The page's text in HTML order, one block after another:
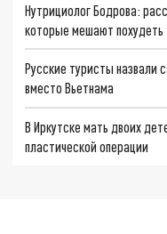
Нутрициолог Бодрова:
которые мешают похудеть
Русские туристы назвали
вместо Вьетнама
В Иркутске мать двоих
пластической операции